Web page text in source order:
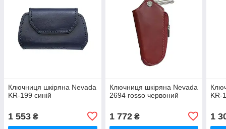
Ключниця шкіряна Nevada
KR-199 синій
1 553 ₴
Ключниця шкіряна Nevada
2694 rosso червоний
1 772₴
KR-
1